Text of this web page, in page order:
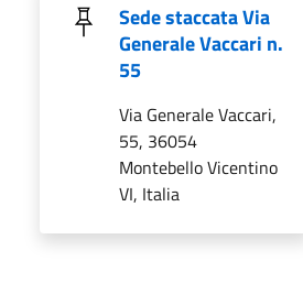
Sede staccata Via
Generale Vaccari n.
55
Via Generale Vaccari,
55, 36054
Montebello Vicentino
VI, Italia